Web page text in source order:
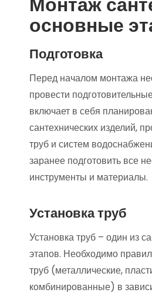
основные
Подготовка
Перед началом монтажа
провести
включает в себя
сантехнических изделий,
труб и систем
заранее подготовить все
инструменты и материалы.
Установка труб
Установка труб – один из
этапов. Необходимо
труб (металлические,
комбинированные) в